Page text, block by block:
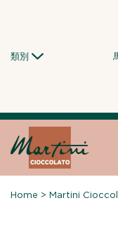
類別
Home >Martini